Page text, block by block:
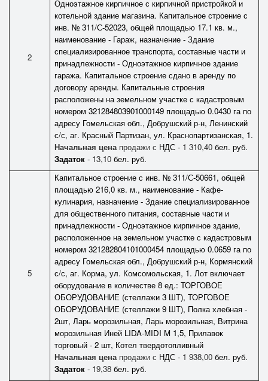
2
Одноэтажное кирпичное с кирпичной пристройкой и
котельной здание магазина. Капитальное строение с
инв. № 311/С-52023, общей площадью 17.1 кв. м.,
наименование - Гараж, назначение - Здание
специализированное транспорта, составные части и
принадлежности - Одноэтажное кирпичное здание
гаража. Капитальное строение сдано в аренду по
договору аренды. Капитальные строения
расположены на земельном участке с кадастровым
номером 321284803901000149 площадью 0.0430 га по
адресу Гомельская обл., Добрушский р-н, Ленинский
с/с, аг. Красный Партизан, ул. Краснопартизанская, 1.
Начальная ценапродажи с НДС - 1 310,40бел. руб.
Задаток - 13,10бел. руб.
5
Капитальное строение с инв. № 311/С-50661, общей
площадью 216,0 кв. м., наименование - Кафе-
кулинария, назначение - Здание специализированное
для общественного питания, составные части и
принадлежности - Одноэтажное кирпичное здание,
расположенное на земельном участке с кадастровым
номером 321282804101000454 площадью 0.0659 га по
адресу Гомельская обл., Добрушский р-н, Кормянский
с/с, аг. Корма, ул. Комсомольская, 1. Лот включает
оборудование в количестве 8 ед.: ТОРГОВОЕ
ОБОРУДОВАНИЕ (стеллажи 3 ШТ), ТОРГОВОЕ
ОБОРУДОВАНИЕ (стеллажи 9 ШТ), Полка хлебная -
2шт, Ларь морозильная, Ларь морозильная, Витрина
морозильная Иней LIDA-MIDI M 1,5, Прилавок
торговый - 2 шт, Котел твердотопливный
Начальная ценапродажи с НДС - 1 938,00 бел. руб.
Задаток - 19,38бел. руб.